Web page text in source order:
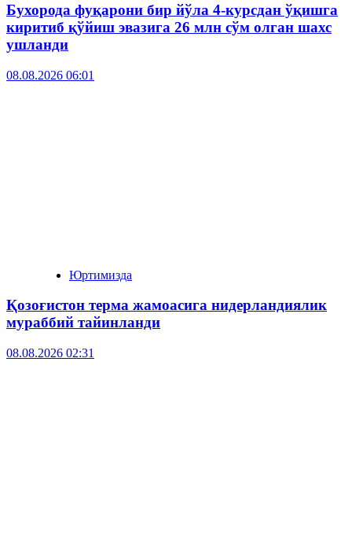
Бухорода фуқарони бир йўла 4-курсдан ўқишга
киритиб қўйиш эвазига 26 млн сўм олган шахс
ушланди
08.08.2026 06:01
Юртимизда
Қозоғистон терма жамоасига нидерландиялик
мураббий тайинланди
08.08.2026 02:31